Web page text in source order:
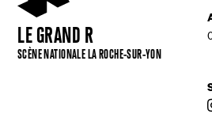
LE GRAND R
SCÈNE NATIONALE LA ROCHE-SUR-YON